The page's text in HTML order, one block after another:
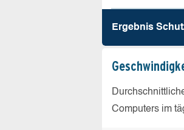
Ergebnis
Computers im